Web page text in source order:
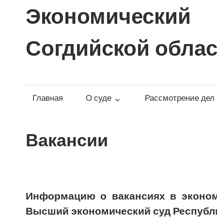
к
Согдийской
Главная О суде Рассмотрение дел
Вакансии
Информацию о вакансиях в
Высший экономический суд